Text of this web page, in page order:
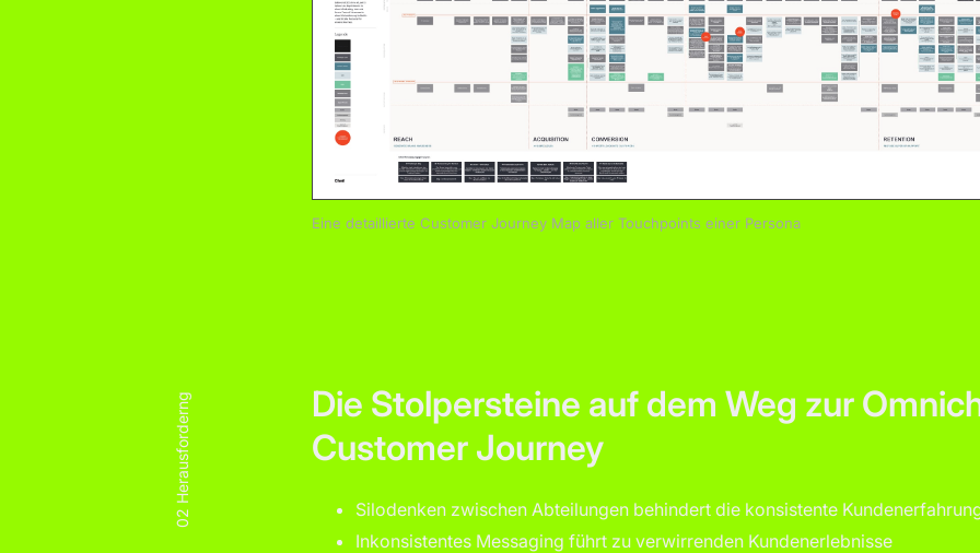
Eine detaillierte Customer Journey Map aller Touchpoints einer Persona
02 Herausforderng
Die Stolpersteine auf dem Weg zur
Customer Journey
Silodenken zwischen Abteilungen behindert die konsistente
Inkonsistentes Messaging führt zu verwirrenden Kundenerlebnisse